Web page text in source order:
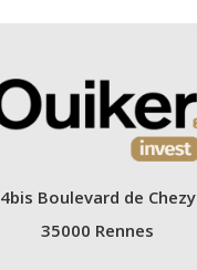
4bis Boulevard de Chezy
35000 Rennes